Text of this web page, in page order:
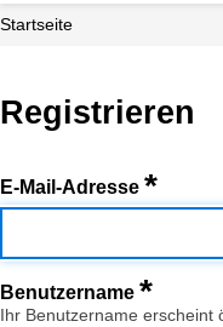
Startseite
Registrieren
E-Mail-Adresse *
Benutzername *
Ihr Benutzername erscheint